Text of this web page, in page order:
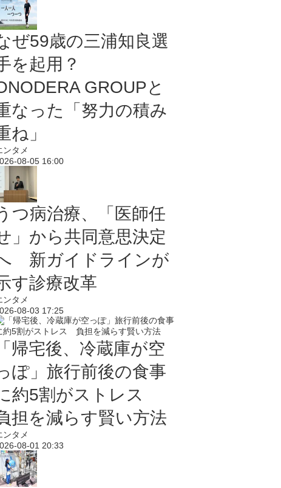
ぜ59歳の三浦知良選
を起用？
GROUPと
なった「努力の積み
ね」
ンタメ
08-05 16:00
つ病治療、「医師任
」から共同意思決定
新ガイドラインが
す診療改革
ンタメ
08-03 17:25
「帰宅後、冷蔵庫が空
ぽ」旅行前後の食事
約5割がストレス
担を減らす賢い方法
ンタメ
08-01 20:33